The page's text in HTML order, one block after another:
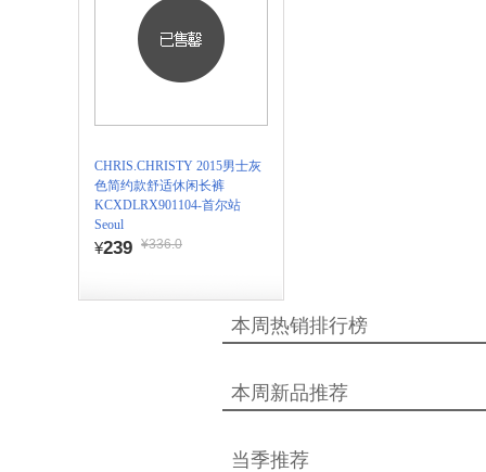
CHRIS.CHRISTY 2015男士灰
色简约款舒适休闲长裤
KCXDLRX901104-首尔站
Seoul
¥239 ¥336.0
本周热销排行榜
本周新品推荐
当季推荐